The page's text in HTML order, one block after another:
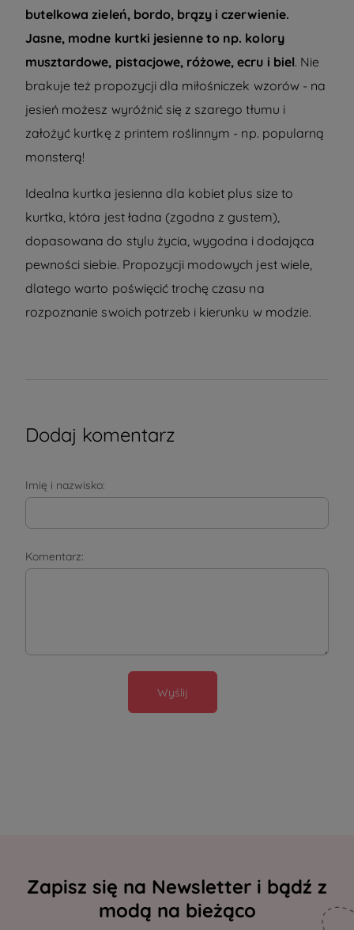
butelkowa zieleń, bordo, brązy i czerwienie.
Jasne, modne kurtki jesienne to np. kolory
musztardowe, pistacjowe, różowe, ecru i biel. Nie
brakuje też propozycji dla miłośniczek wzorów - na
jesień możesz wyróżnić się z szarego tłumu i
założyć kurtkę z printem roślinnym - np. popularną
monsterą!
Idealna kurtka jesienna dla kobiet plus size to
kurtka, która jest ładna (zgodna z gustem),
dopasowana do stylu życia, wygodna i dodająca
pewności siebie. Propozycji modowych jest wiele,
dlatego warto poświęcić trochę czasu na
rozpoznanie swoich potrzeb i kierunku w modzie.
Dodaj komentarz
Imię i nazwisko:
Komentarz:
Wyślij
Zapisz się na Newsletter i bądź z
modą na bieżąco